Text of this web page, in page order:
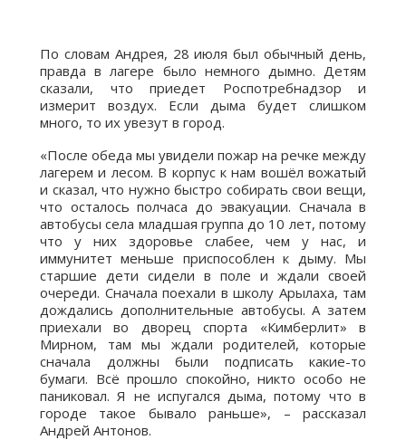
По словам Андрея, 28 июля был обычный день,
правда в лагере было немного дымно. Детям
сказали, что приедет Роспотребнадзор и
измерит воздух. Если дыма будет слишком
много, то их увезут в город.
«После обеда мы увидели пожар на речке между
лагерем и лесом. В корпус к нам вошёл вожатый
и сказал, что нужно быстро собирать свои вещи,
что осталось полчаса до эвакуации. Сначала в
автобусы села младшая группа до 10 лет, потому
что у них здоровье слабее, чем у нас, и
иммунитет меньше приспособлен к дыму. Мы
старшие дети сидели в поле и ждали своей
очереди. Сначала поехали в школу Арылаха, там
дождались дополнительные автобусы. А затем
приехали во дворец спорта «Кимберлит» в
Мирном, там мы ждали родителей, которые
сначала должны были подписать какие-то
бумаги. Всё прошло спокойно, никто особо не
паниковал. Я не испугался дыма, потому что в
городе такое бывало раньше», – рассказал
Андрей Антонов.